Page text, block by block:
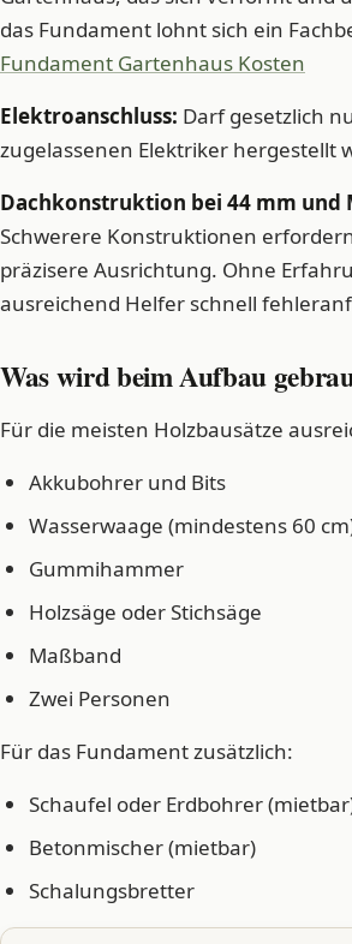
das Fundament lohnt sich ein
Fundament Gartenhaus Kosten
Elektroanschluss: Darf gesetzlich
zugelassenen Elektriker hergestellt
Dachkonstruktion bei 44 mm und
Schwerere Konstruktionen
präzisere Ausrichtung. Ohne
ausreichend Helfer schnell
Was wird beim Aufbau
Für die meisten Holzbausätze
Akkubohrer und Bits
Wasserwaage (mindestens 60
Gummihammer
Holzsäge oder Stichsäge
Maßband
Zwei Personen
Für das Fundament zusätzlich:
Schaufel oder Erdbohrer
Betonmischer (mietbar)
Schalungsbretter